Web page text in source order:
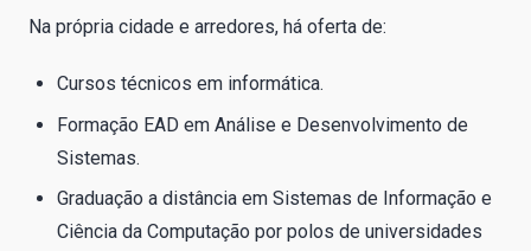
Na própria cidade e arredores, há oferta de:
Cursos técnicos em informática.
Formação EAD em Análise e Desenvolvimento de
Sistemas.
Graduação a distância em Sistemas de Informação e
Ciência da Computação por polos de universidades